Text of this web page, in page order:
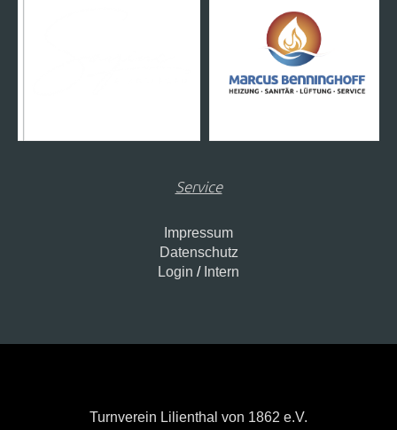
Service
Impressum
Datenschutz
Login / Intern
Turnverein Lilienthal von 1862 e.V.